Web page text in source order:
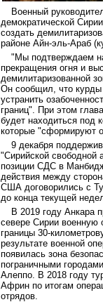
Военный
демократической
создать
районе Айн-эль-Араб
"Мы подтверждаем
прекращения огня и
демилитаризованной
Он сообщил, что курды
устранить
границ". При этом
будет находиться под
которые "сформируют
9 декабря
"Сирийской свободной
позиции СДС в
действия между
США договорились с
до конца текущей
В 2019 году Анкара
севере Сирии военную
границы 30-
результате военной
появилась зона
пограничными
Алеппо. В 2018 году
Африн по итогам
отрядов.